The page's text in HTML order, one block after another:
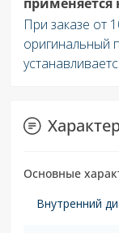
При заказе от
оригинальный
Основные
Внутренний